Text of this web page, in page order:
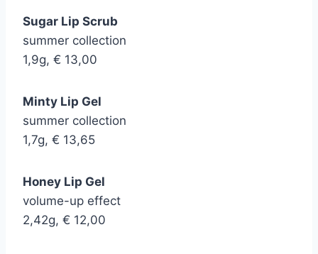
Sugar Lip Scrub
summer collection
1,9g, € 13,00
Minty Lip Gel
summer collection
1,7g, € 13,65
Honey Lip Gel
volume-up effect
2,42g, € 12,00